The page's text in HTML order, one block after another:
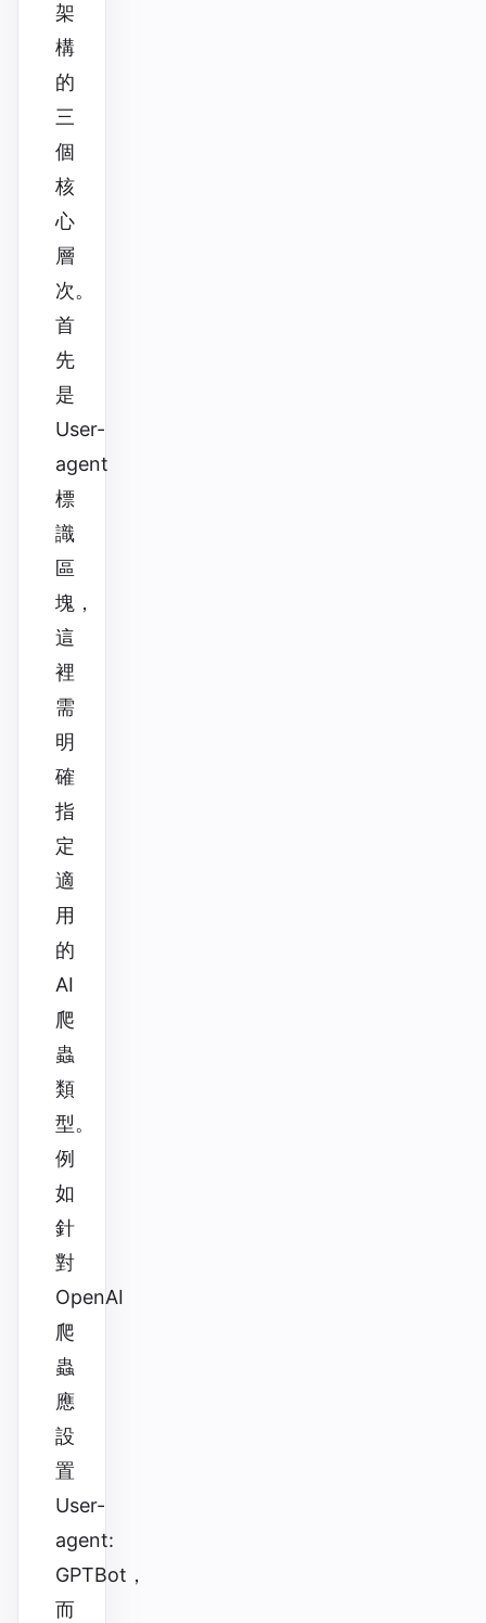
架
構
的
三
個
核
心
層
次。
首
先
是
User-
agent
標
識
區
塊，
這
裡
需
明
確
指
定
適
用
的
AI
爬
蟲
類
型。
例
如
針
對
OpenAI
爬
蟲
應
設
置
User-
agent:
GPTBot，
而